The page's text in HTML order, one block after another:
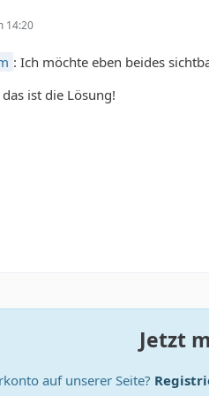
14:20
: Ich möchte eben beides
ist die Lösung!
Jetzt
auf unserer Seite?